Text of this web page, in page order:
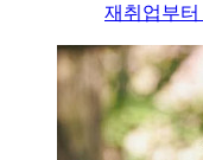
재취업부